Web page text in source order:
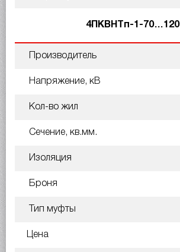
4ПКВНТп-1-70…120
Производитель
Напряжение, кВ
Кол-во жил
Сечение, кв.мм.
Изоляция
Броня
Тип муфты
Цена